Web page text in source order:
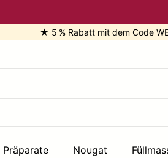
mit dem Code WELCOME5 ★
Präparate Nougat